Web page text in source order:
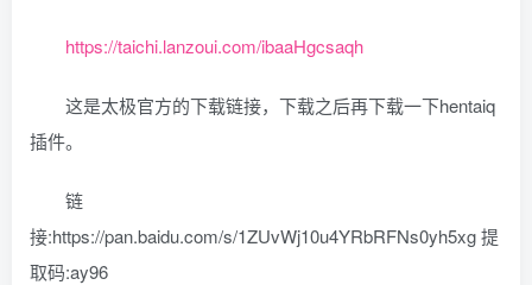
https://taichi.lanzoui.com/ibaaHgcsaqh
这是太极官方的下载链接，下载之后再下载一下hentaiq
插件。
链
接:https://pan.baidu.com/s/1ZUvWj10u4YRbRFNs0yh5xg 提
取码:ay96